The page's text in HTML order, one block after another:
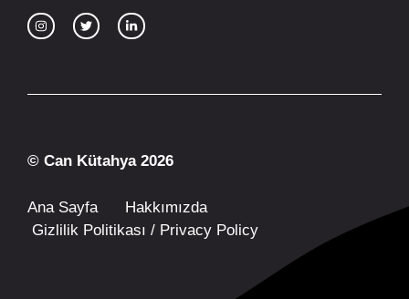
© Can Kütahya 2026
Ana Sayfa
Hakkımızda
Gizlilik Politikası / Privacy Policy